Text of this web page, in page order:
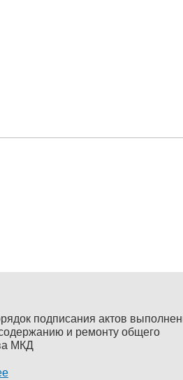
подписания актов
и ремонту общего
МКД